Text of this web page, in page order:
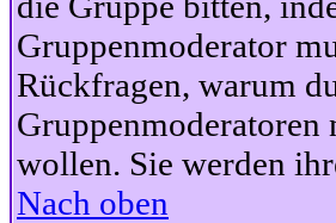
Gruppenmoderator
Rückfragen, warum
wollen. Sie werden
Nach oben